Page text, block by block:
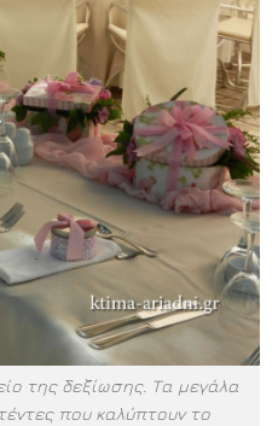
της δεξίωσης. Τα μεγάλα
που καλύπτουν το